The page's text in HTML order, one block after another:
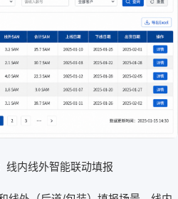
线内线外智能联动填报